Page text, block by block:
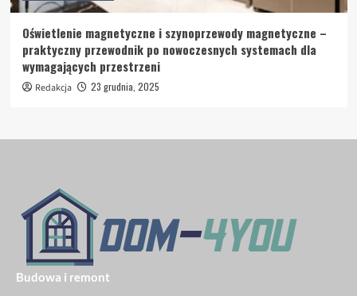
Oświetlenie magnetyczne i szynoprzewody magnetyczne –
praktyczny przewodnik po nowoczesnych systemach dla
wymagających przestrzeni
Redakcja 23 grudnia, 2025
Budowa i remont